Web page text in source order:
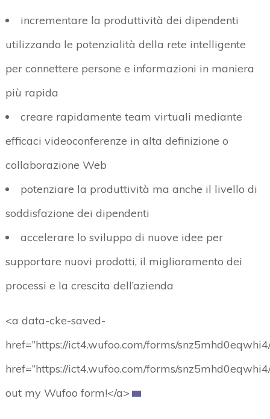
incrementare la produttività dei dipendenti
utilizzando le potenzialità della rete intelligente
per connettere persone e informazioni in maniera
più rapida
creare rapidamente team virtuali mediante
efficaci videoconferenze in alta definizione o
collaborazione Web
potenziare la produttività ma anche il livello di
soddisfazione dei dipendenti
accelerare lo sviluppo di nuove idee per
supportare nuovi prodotti, il miglioramento dei
processi e la crescita dell’azienda
<a data-cke-saved-
href=”https://ict4.wufoo.com/forms/
href=”https://ict4.wufoo.com/forms/
out my Wufoo form!</a>